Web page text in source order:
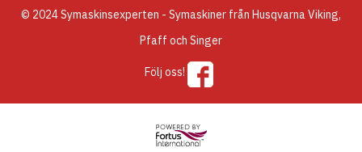
© 2024 Symaskinsexperten - Symaskiner från Husqvarna Viking,
Pfaff och Singer
Följ oss!